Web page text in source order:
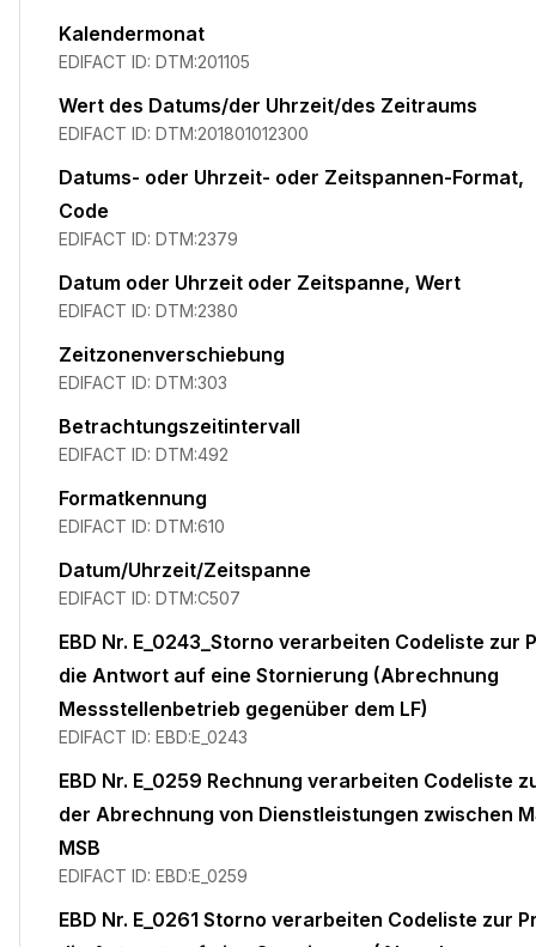
Kalendermonat
EDIFACT ID: DTM:201105
Wert des Datums/der Uhrzeit/des Zeitraums
EDIFACT ID: DTM:201801012300
Datums- oder Uhrzeit- oder Zeitspannen-Format,
Code
EDIFACT ID: DTM:2379
Datum oder Uhrzeit oder Zeitspanne, Wert
EDIFACT ID: DTM:2380
Zeitzonenverschiebung
EDIFACT ID: DTM:303
Betrachtungszeitintervall
EDIFACT ID: DTM:492
Formatkennung
EDIFACT ID: DTM:610
Datum/Uhrzeit/Zeitspanne
EDIFACT ID: DTM:C507
EBD Nr. E_0243_Storno verarbeiten Codeliste zur
die Antwort auf eine Stornierung (Abrechnung
Messstellenbetrieb gegenüber dem LF)
EDIFACT ID: EBD:E_0243
EBD Nr. E_0259 Rechnung verarbeiten Codeliste
der Abrechnung von Dienstleistungen zwischen
MSB
EDIFACT ID: EBD:E_0259
EBD Nr. E_0261 Storno verarbeiten Codeliste zur